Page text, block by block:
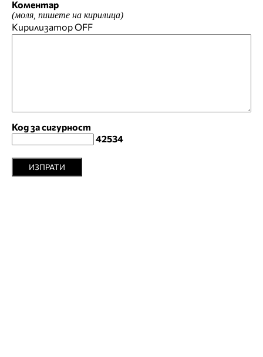
Коментар
(моля, пишете на кирилица)
КирилизаторOFF
Код за сигурност
42534
ИЗПРАТИ